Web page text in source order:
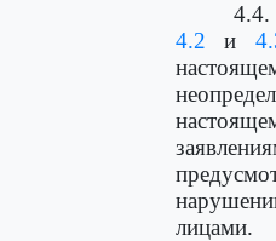
4.4.
4.2 и
лицами.